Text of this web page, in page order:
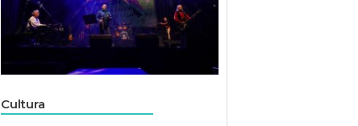
Cultura